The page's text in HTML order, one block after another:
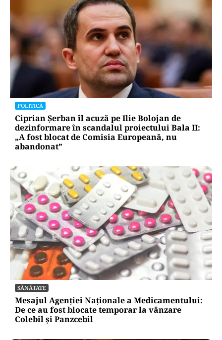
POLITICĂ
Ciprian Șerban îl acuză pe Ilie Bolojan de
dezinformare în scandalul proiectului Bala II:
„A fost blocat de Comisia Europeană, nu
abandonat”
SĂNĂTATE
Mesajul Agenției Naționale a Medicamentului:
De ce au fost blocate temporar la vânzare
Colebil și Panzcebil